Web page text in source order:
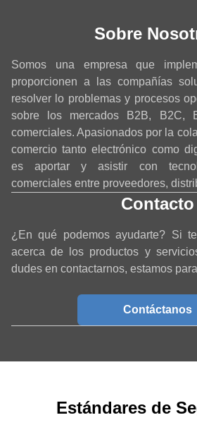
Sobre
Somos una empresa que
proporcionen a las compañías
resolver lo problemas y procesos
sobre los mercados B2B, B2C,
comerciales. Apasionados por la
comercio tanto electrónico como
es aportar y asistir con
comerciales entre proveedores,
Contacto
¿En qué podemos ayudarte? Si
acerca de los productos y
dudes en contactarnos, estamos
Contáctanos
Estándares de